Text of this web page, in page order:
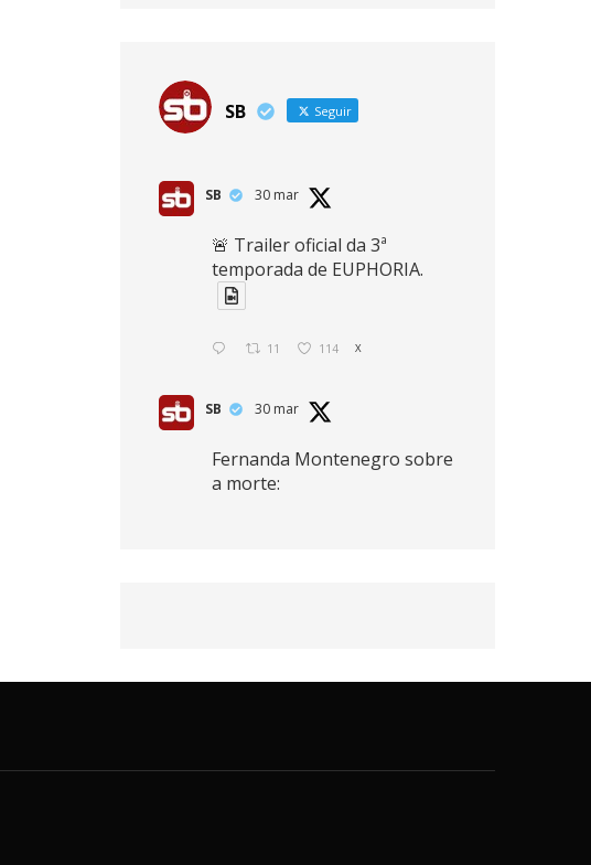
SB Seguir
SB 30 mar
🚨 Trailer oficial da 3ª
temporada de EUPHORIA.
11 114 X
SB 30 mar
Fernanda Montenegro sobre
a morte:
SB 30 mar